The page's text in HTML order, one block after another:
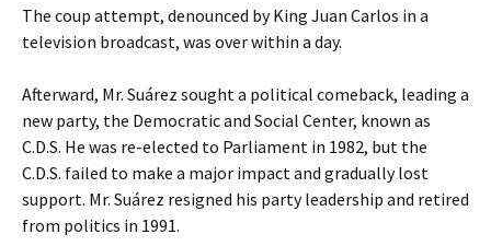
The coup attempt, denounced by King Juan Carlos in a
television broadcast, was over within a day.
Afterward, Mr. Suárez sought a political comeback, leading a
new party, the Democratic and Social Center, known as
C.D.S. He was re-elected to Parliament in 1982, but the
C.D.S. failed to make a major impact and gradually lost
support. Mr. Suárez resigned his party leadership and retired
from politics in 1991.